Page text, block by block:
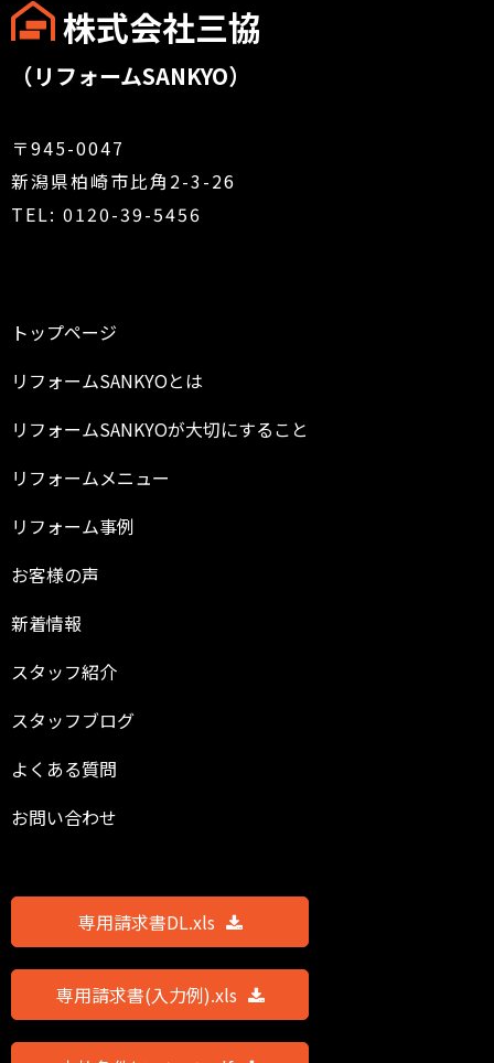
株式会社三協
（リフォームSANKYO）
〒945-0047
新潟県柏崎市比角2-3-26
TEL: 0120-39-5456
トップページ
リフォームSANKYOとは
リフォームSANKYOが大切にすること
リフォームメニュー
リフォーム事例
お客様の声
新着情報
スタッフ紹介
スタッフブログ
よくある質問
お問い合わせ
専用請求書DL.xls
専用請求書(入力例).xls